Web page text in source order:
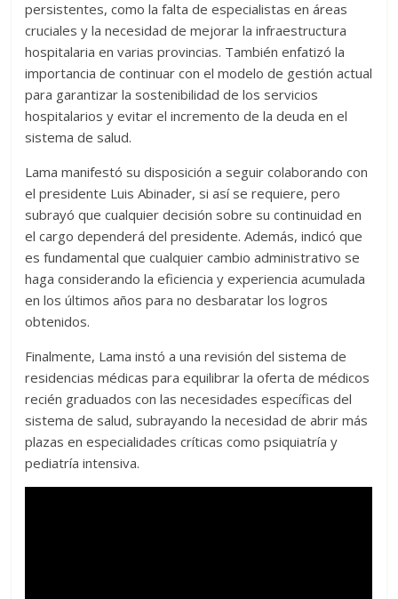
persistentes, como la falta de especialistas en áreas
cruciales y la necesidad de mejorar la infraestructura
hospitalaria en varias provincias. También enfatizó la
importancia de continuar con el modelo de gestión actual
para garantizar la sostenibilidad de los servicios
hospitalarios y evitar el incremento de la deuda en el
sistema de salud.
Lama manifestó su disposición a seguir colaborando con
el presidente Luis Abinader, si así se requiere, pero
subrayó que cualquier decisión sobre su continuidad en
el cargo dependerá del presidente. Además, indicó que
es fundamental que cualquier cambio administrativo se
haga considerando la eficiencia y experiencia acumulada
en los últimos años para no desbaratar los logros
obtenidos.
Finalmente, Lama instó a una revisión del sistema de
residencias médicas para equilibrar la oferta de médicos
recién graduados con las necesidades específicas del
sistema de salud, subrayando la necesidad de abrir más
plazas en especialidades críticas como psiquiatría y
pediatría intensiva.